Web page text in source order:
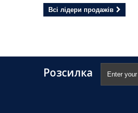
Всі лідери продажів
Розсилка